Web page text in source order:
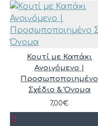
Κουτί με Καπάκι
Ανοιγόμενο |
Προσωποποιημένο
Σχέδιο & Όνομα
7,00€